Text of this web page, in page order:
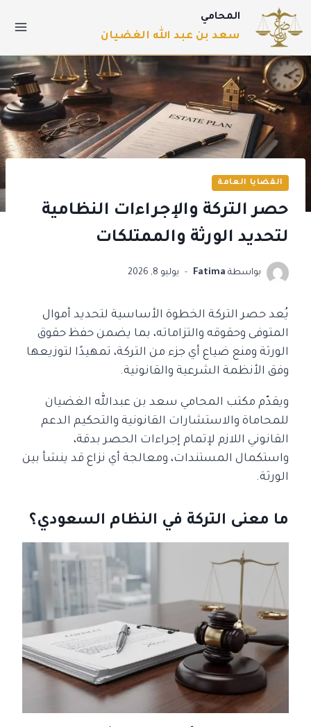
المحامي
سعد بن عبد الله الغضيان
القضايا العامة
حصر التركة والإجراءات النظامية
لتحديد الورثة والممتلكات
بواسطة Fatima يوليو 8, 2026
يُعد حصر التركة الخطوة الأساسية لتحديد أموال
المتوفى وحقوقه والتزاماته، بما يضمن حفظ حقوق
الورثة ومنع ضياع أي جزء من التركة، تمهيدًا لتوزيعها
وفق الأنظمة الشرعية والقانونية.
ويقدّم مكتب المحامي سعد بن عبدالله الغضيان
للمحاماة والاستشارات القانونية والتحكيم الدعم
القانوني اللازم لإتمام إجراءات الحصر بدقة،
واستكمال المستندات، ومعالجة أي نزاع قد ينشأ بين
الورثة.
ما معنى التركة في النظام السعودي؟